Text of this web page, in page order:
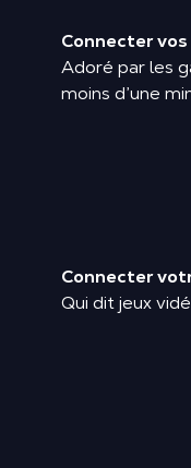
Connecter
Adoré par les
moins d’une
Connecter
Qui dit jeux